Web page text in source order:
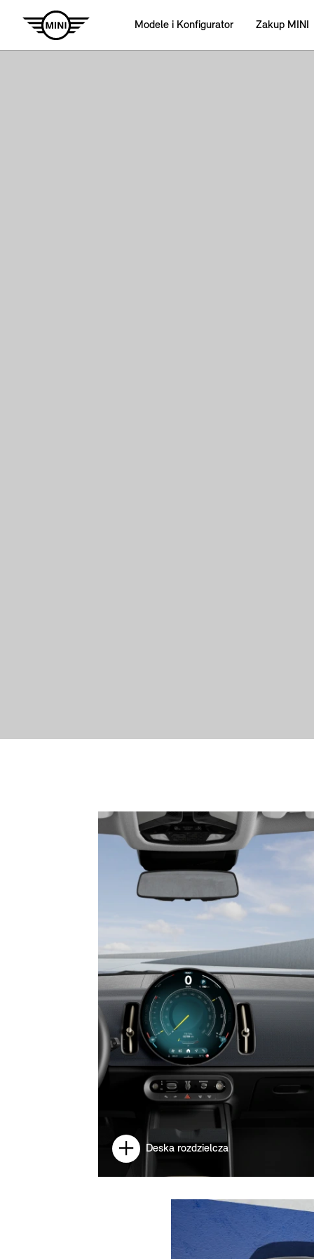
Modele i Konfigurator Zakup MINI
Deska rozdzielcza